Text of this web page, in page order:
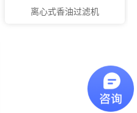
离心式香油过滤机